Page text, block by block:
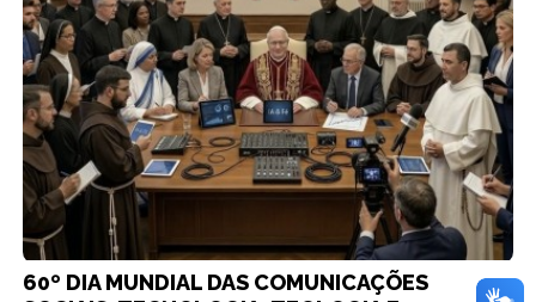
60º DIA MUNDIAL DAS COMUNICAÇÕES